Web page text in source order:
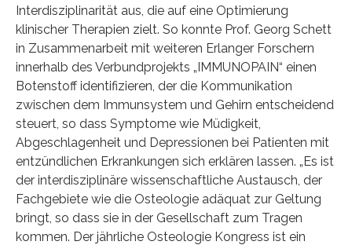
Interdisziplinarität aus, die auf eine Optimierung
klinischer Therapien zielt. So konnte Prof. Georg Schett
in Zusammenarbeit mit weiteren Erlanger Forschern
innerhalb des Verbundprojekts „IMMUNOPAIN“ einen
Botenstoff identifizieren, der die Kommunikation
zwischen dem Immunsystem und Gehirn entscheidend
steuert, so dass Symptome wie Müdigkeit,
Abgeschlagenheit und Depressionen bei Patienten mit
entzündlichen Erkrankungen sich erklären lassen. „Es ist
der interdisziplinäre wissenschaftliche Austausch, der
Fachgebiete wie die Osteologie adäquat zur Geltung
bringt, so dass sie in der Gesellschaft zum Tragen
kommen. Der jährliche Osteologie Kongress ist ein